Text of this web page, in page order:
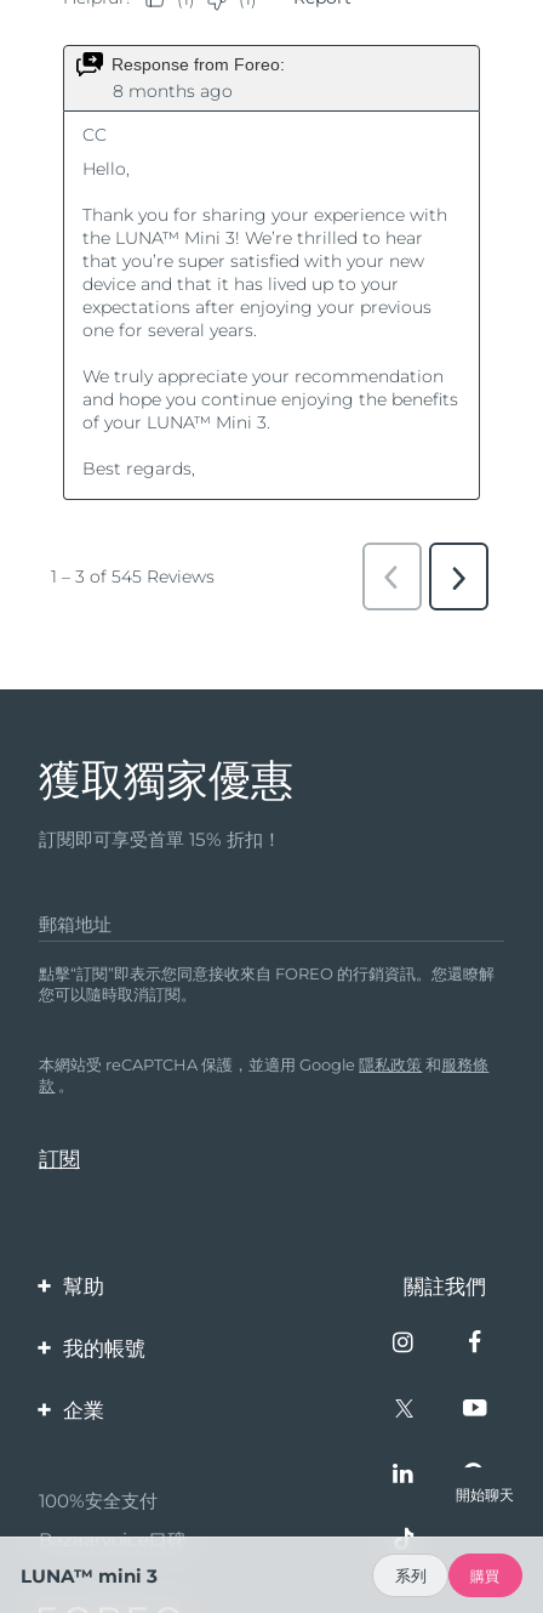
獲取獨家優惠
訂閱即可享受首單 15% 折扣！
郵箱地址
點擊“訂閱”即表示您同意接收來自 FOREO 的行銷資訊。您還瞭解
您可以隨時取消訂閱。
本網站受 reCAPTCHA 保護，並適用 Google隱私政策 和服務條
款 。
幫助
聯繫我們
保修與退換貨
關註我們
我的帳號
產品註冊
企業
夥伴計畫
100%安全支付
Bazaarvoice口碑
開始聊天
LUNA™ mini 3 系列 購買